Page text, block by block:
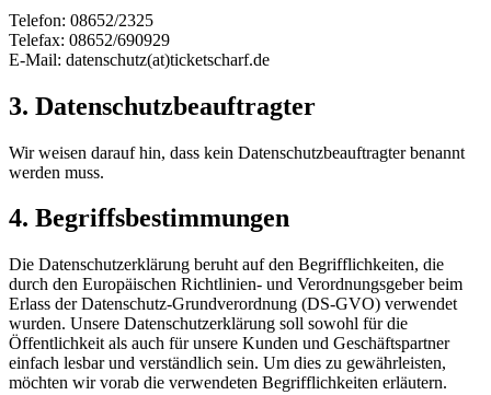
Telefon: 08652/2325
Telefax: 08652/690929
E-Mail: datenschutz(at)ticketscharf.de
3. Datenschutzbeauftragter
Wir weisen darauf hin, dass kein Datenschutzbeauftragter benannt
werden muss.
4. Begriffsbestimmungen
Die Datenschutzerklärung beruht auf den Begrifflichkeiten, die
durch den Europäischen Richtlinien- und Verordnungsgeber beim
Erlass der Datenschutz-Grundverordnung (DS-GVO) verwendet
wurden. Unsere Datenschutzerklärung soll sowohl für die
Öffentlichkeit als auch für unsere Kunden und Geschäftspartner
einfach lesbar und verständlich sein. Um dies zu gewährleisten,
möchten wir vorab die verwendeten Begrifflichkeiten erläutern.